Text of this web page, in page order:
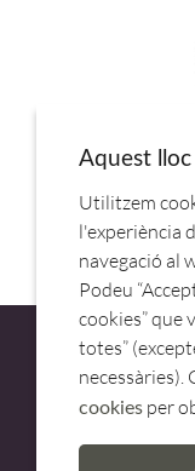
ESPUMADERA
Aquest
Utilitzem
l'experiència
navegació al
Podeu
cookies” que
totes”
necessàries).
cookies per